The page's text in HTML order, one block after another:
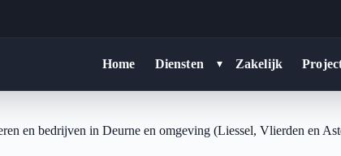
Home Diensten ▾ Zakelijk
en bedrijven in Deurne en omgeving (Liessel, Vlierden en